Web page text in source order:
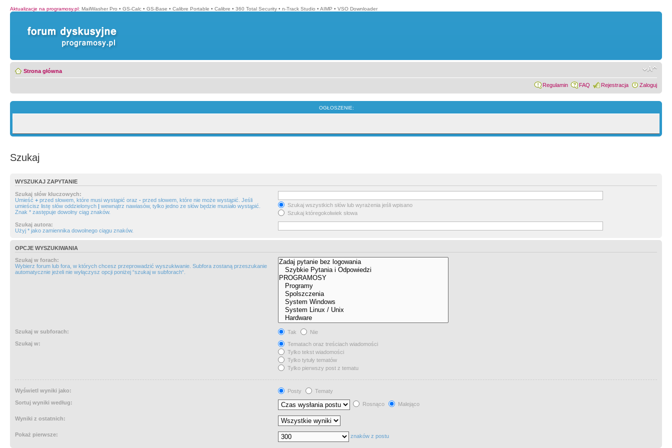
Aktualizacje na programosy.pl: MailWasher Pro • GS-Calc • GS-Base • Calibre Portable • Calibre • 360 Total Security • n-Track Studio • AIMP • VSO Downloader
Strona główna
Regulamin FAQ Rejestracja Zaloguj
OGŁOSZENIE:
Szukaj
WYSZUKAJ ZAPYTANIE
Szukaj słów kluczowych:
Umieść + przed słowem, które musi wystąpić oraz - przed słowem, które nie może wystąpić. Jeśli
umieścisz listę słów oddzielonych | wewnątrz nawiasów, tylko jedno ze słów będzie musiało wystąpić.
Znak * zastępuje dowolny ciąg znaków.
Szukaj wszystkich słów lub wyrażenia jeśli wpisano
Szukaj któregokolwiek słowa
Szukaj autora:
Użyj * jako zamiennika dowolnego ciągu znaków.
OPCJE WYSZUKIWANIA
Szukaj w forach:
Wybierz forum lub fora, w których chcesz przeprowadzić wyszukiwanie. Subfora zostaną przeszukanie
automatycznie jeżeli nie wyłączysz opcji poniżej “szukaj w subforach“.
Szukaj w subforach: Tak
Nie
Szukaj w:
Tematach oraz treściach wiadomości
Tylko tekst wiadomości
Tylko tytuły tematów
Tylko pierwszy post z tematu
Wyświetl wyniki jako: Posty
Tematy
Sortuj wyniki według:
Rosnąco Malejąco
Wyniki z ostatnich:
Pokaż pierwsze: znaków z postu